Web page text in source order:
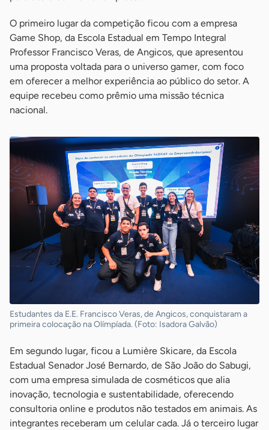
O primeiro lugar da competição ficou com a empresa
Game Shop, da Escola Estadual em Tempo Integral
Professor Francisco Veras, de Angicos, que apresentou
uma proposta voltada para o universo gamer, com foco
em oferecer a melhor experiência ao público do setor. A
equipe recebeu como prêmio uma missão técnica
nacional.
Estudantes da E.E. Francisco Veras, de Angicos, conquistaram a
primeira colocação na Olímpíada. (Foto: Isadora Galvão)
Em segundo lugar, ficou a Lumière Skicare, da Escola
Estadual Senador José Bernardo, de São João do Sabugi,
com uma empresa simulada de cosméticos que alia
inovação, tecnologia e sustentabilidade, oferecendo
consultoria online e produtos não testados em animais. As
integrantes receberam um celular cada. Já o terceiro lugar